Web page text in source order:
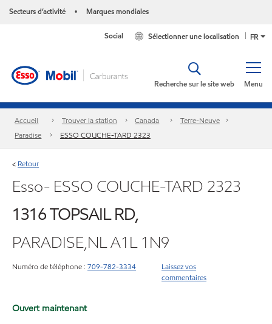
Secteurs d’activité • Marques mondiales
FR
Sélectionner une localisation
Social
Menu
Recherche sur le site web
Accueil Trouver la station Canada
Terre-Neuve
Paradise
ESSO COUCHE-TARD 2323
< Retour
Esso- ESSO COUCHE-TARD 2323
1316 TOPSAIL RD,
PARADISE,NL A1L 1N9
Numéro de téléphone : 709-782-3334
Laissez vos
commentaires
Ouvert maintenant